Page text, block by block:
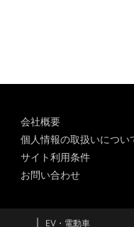
会社概要
個人情報の取扱いについ
サイト利用条件
お問い合わせ
EV・電動車